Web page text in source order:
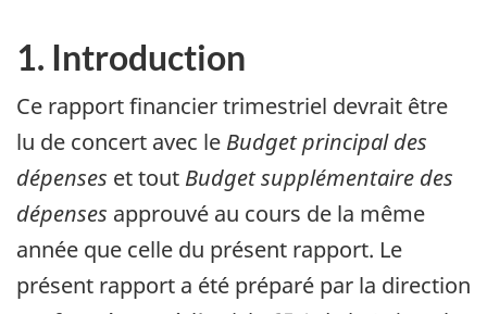
1. Introduction
Ce rapport financier trimestriel devrait être
lu de concert avec le Budget principal des
dépenses et tout Budget supplémentaire des
dépenses approuvé au cours de la même
année que celle du présent rapport. Le
présent rapport a été préparé par la direction